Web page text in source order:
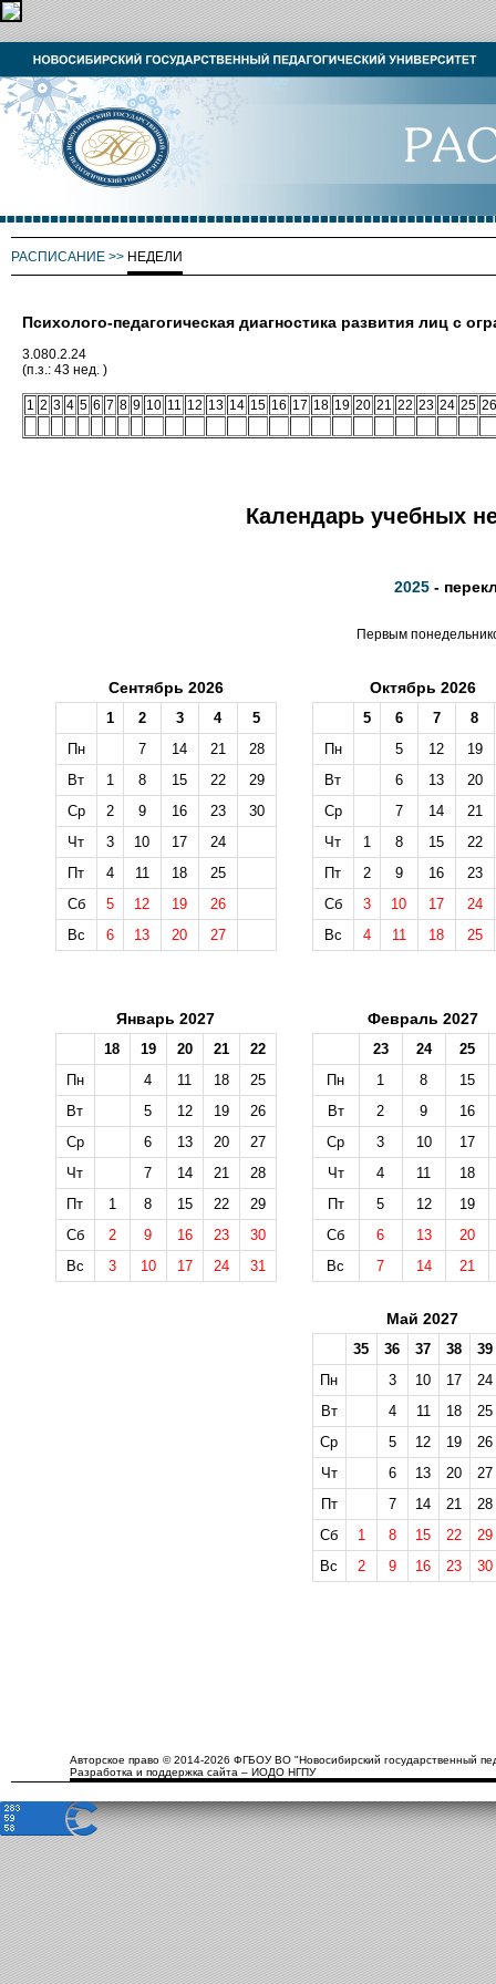
РАСПИСАНИЕ >> НЕДЕЛИ
Психолого-педагогическая диагностика развития лиц с
3.080.2.24
(п.з.: 43 нед. )
1 2 3 4 5 6 7 8 9 10 11 12 13 14 15 16 17 18 19 20 21 22 23 24 25 26
Календарь учебных
2025 -
Первым
Сентябрь 2026
1 2 3 4
5
Пн
7 14 21
28
Вт
1 8 15 22
29
Ср
2 9 16 23
30
Чт
3 10 17
24
Пт
4 11 18
25
Сб
5 12 19
26
Вс
6 13 20 27
Октябрь 2026
5 6 7
8
Пн
5 12
19
Вт
6 13
20
Ср
7 14
21
Чт
1 8 15
22
Пт
2 9 16
23
Сб
3 10 17
24
Вс
4 11 18 25
Январь 2027
18 19 20 21
22
Пн
4 11 18
25
Вт
5 12 19
26
Ср
6 13 20
27
Чт
7 14 21
28
Пт
1 8 15 22
29
Сб
2 9 16 23
30
Вс
3 10 17 24 31
Февраль 2027
23 24
25
Пн
1 8
15
Вт
2 9
16
Ср
3 10
17
Чт
4 11
18
Пт
5 12
19
Сб
6 13
20
Вс
7 14 21
Май 2027
35 36 37 38
39
Пн
3 10 17
24
Вт
4 11 18
25
Ср
5 12 19
26
Чт
6 13 20
27
Пт
7 14 21
28
Сб
1 8 15 22
29
Вс
2 9 16 23 30
Авторское право © 2014-2026 ФГБОУ ВО "Новосибирский государственный
Разработка и поддержка сайта – ИОДО НГПУ